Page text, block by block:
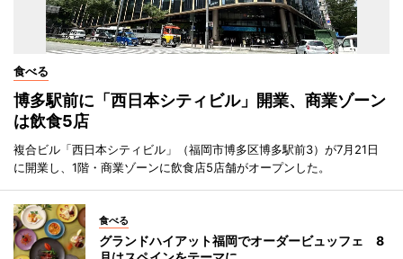
食べる
博多駅前に「西日本シティビル」開業、商業ゾーン
は飲食5店
複合ビル「西日本シティビル」（福岡市博多区博多駅前3）が7月21日
に開業し、1階・商業ゾーンに飲食店5店舗がオープンした。
食べる
グランドハイアット福岡でオーダービュッフェ 8